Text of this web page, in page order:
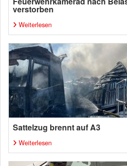
verstorben
Weiterlesen
Sattelzug brennt auf A3
Weiterlesen